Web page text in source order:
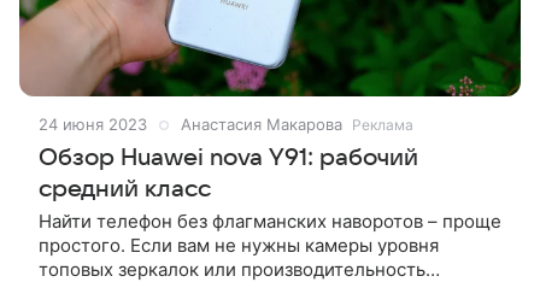
24 июня 2023 Анастасия Макарова Реклама
Обзор Huawei nova Y91: рабочий
средний класс
Найти телефон без флагманских наворотов – проще
простого. Если вам не нужны камеры уровня
топовых зеркалок или производительность